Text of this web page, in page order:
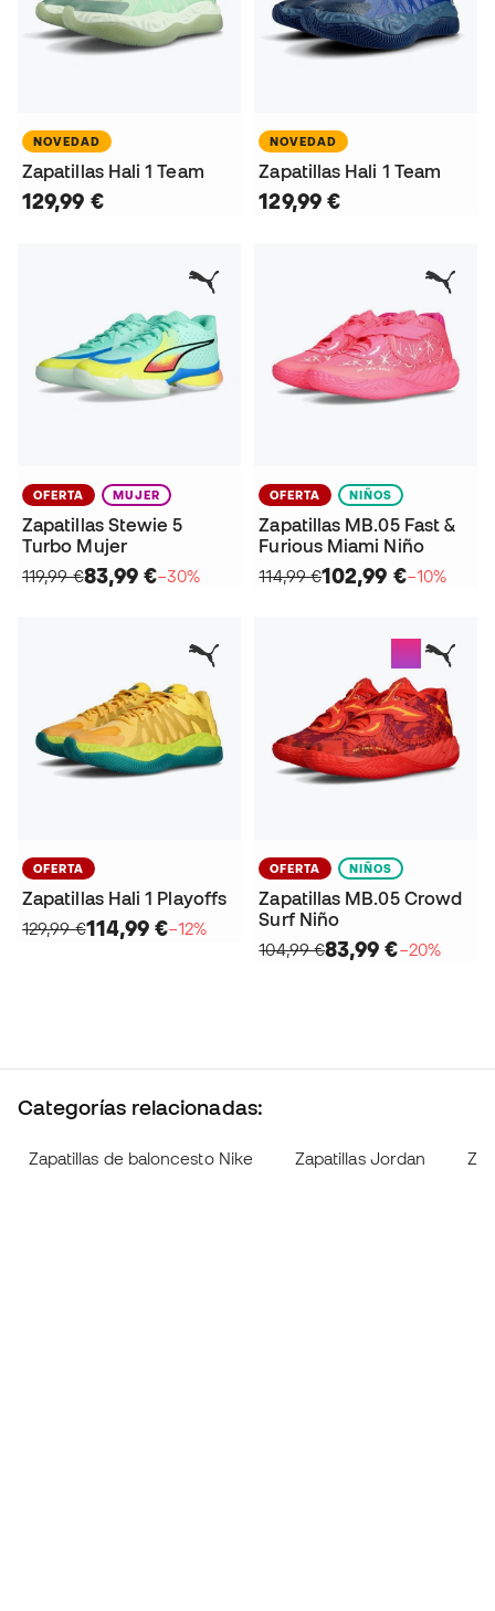
NOVEDAD
Zapatillas Hali 1 Team
129,99 €
NOVEDAD
Zapatillas Hali 1 Team
129,99 €
OFERTA MUJER
Zapatillas Stewie 5
Turbo Mujer
119,99 €83,99 €−30%
OFERTA NIÑOS
Zapatillas MB.05 Fast &
Furious Miami Niño
114,99 €102,99 €−10%
OFERTA
Zapatillas Hali 1 Playoffs
129,99 €114,99 €−12%
OFERTA NIÑOS
Zapatillas MB.05 Crowd
Surf Niño
104,99 €83,99 €−20%
Categorías relacionadas:
Zapatillas de baloncesto Nike Zapatillas Jordan